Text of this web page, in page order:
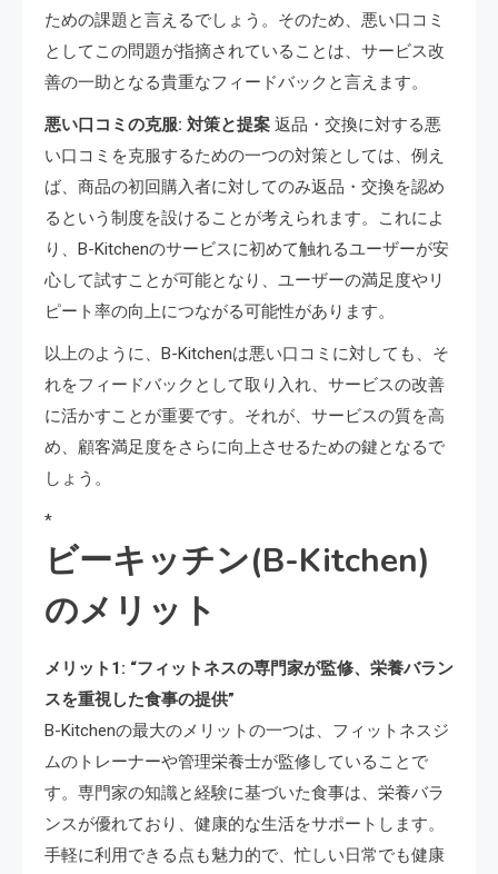
ための課題と言えるでしょう。そのため、悪い口コミ
としてこの問題が指摘されていることは、サービス改
善の一助となる貴重なフィードバックと言えます。
悪い口コミの克服: 対策と提案 返品・交換に対する悪
い口コミを克服するための一つの対策としては、例え
ば、商品の初回購入者に対してのみ返品・交換を認め
るという制度を設けることが考えられます。これによ
り、B-Kitchenのサービスに初めて触れるユーザーが安
心して試すことが可能となり、ユーザーの満足度やリ
ピート率の向上につながる可能性があります。
以上のように、B-Kitchenは悪い口コミに対しても、そ
れをフィードバックとして取り入れ、サービスの改善
に活かすことが重要です。それが、サービスの質を高
め、顧客満足度をさらに向上させるための鍵となるで
しょう。
*
ビーキッチン(B-Kitchen)
のメリット
メリット1: “フィットネスの専門家が監修、栄養バラン
スを重視した食事の提供”
B-Kitchenの最大のメリットの一つは、フィットネスジ
ムのトレーナーや管理栄養士が監修していることで
す。専門家の知識と経験に基づいた食事は、栄養バラ
ンスが優れており、健康的な生活をサポートします。
手軽に利用できる点も魅力的で、忙しい日常でも健康